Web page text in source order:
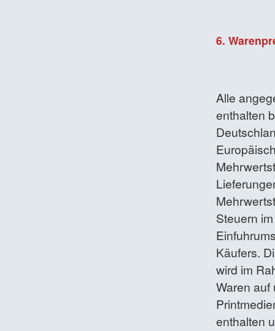
6.
Alle
enthalten
Steuern
Käufers.
wird im
Waren auf
enthalten